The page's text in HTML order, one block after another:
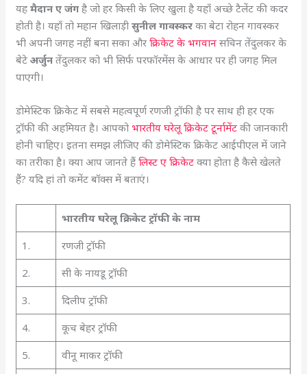
यहमैदान ए जंग है जो हर किसी के लिए खुला है यहाँ अच्छे टैलेंट की कदर
होती है। यहाँ तो महान खिलाड़ीसुनील गावस्कर का बेटा रोहन गावस्कर
भी अपनी जगह नहीं बना सका औरक्रिकेट के भगवानसचिन तेंदुलकर के
बेटेअर्जुनतेंदुलकर को भी सिर्फ परफॉरमेंस के आधार पर ही जगह मिल
पाएगी।
डोमेस्टिक क्रिकेट में सबसे महत्वपूर्ण रणजी ट्रॉफी है पर साथ ही हर एक
ट्रॉफी की अहमियत है। आपकोभारतीय घरेलू क्रिकेट टूर्नामेंट की जानकारी
होनी चाहिए। इतना समझ लीजिए की डोमेस्टिक क्रिकेट आईपीएल में जाने
का तरीका है। क्या आप जानते हैंलिस्ट ए क्रिकेट क्या होता है कैसे खेलते
हैं? यदि हां तो कमेंट बॉक्स में बताएं।
भारतीय घरेलू क्रिकेट ट्रॉफी के नाम
1.
रणजी ट्रॉफी
2.
सी के नायडू ट्रॉफी
3.
दिलीप ट्रॉफी
4.
कूच बेहर ट्रॉफी
5.
वीनू माकर ट्रॉफी